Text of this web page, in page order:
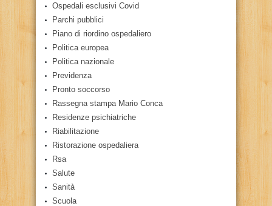
Ospedali esclusivi Covid
Parchi pubblici
Piano di riordino ospedaliero
Politica europea
Politica nazionale
Previdenza
Pronto soccorso
Rassegna stampa Mario Conca
Residenze psichiatriche
Riabilitazione
Ristorazione ospedaliera
Rsa
Salute
Sanità
Scuola